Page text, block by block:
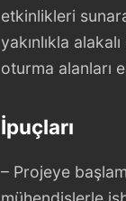
etkinlikleri
yakınlıkla
oturma alanları
İpuçları
– Projeye